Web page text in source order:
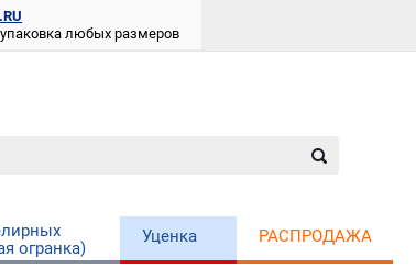
любых размеров
огранка)
Уценка РАСПРОДАЖА